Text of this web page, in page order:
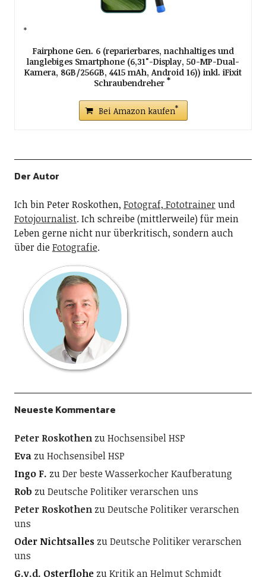
Fairphone Gen. 6 (reparierbares, nachhaltiges und
langlebiges Smartphone (6,31"-Display, 50-MP-Dual-
Kamera, 8GB/256GB, 4415 mAh, Android 16)) inkl. iFixit
Schraubendreher
Bei Amazon kaufen
Der Autor
Ich bin Peter Roskothen, Fotograf, Fototrainer und
Fotojournalist. Ich schreibe (mittlerweile) für mein
Leben gerne nicht nur überkritisch, sondern auch
über dieFotografie.
Neueste Kommentare
Peter RoskothenzuHochsensibel HSP
EvazuHochsensibel HSP
Ingo F. zuDer beste Wasserkocher Kaufberatung
Rob zuDeutsche Politiker verarschen uns
Peter RoskothenzuDeutsche Politiker verarschen
uns
Oder NichtsalleszuDeutsche Politiker verarschen
uns
G.v.d. OsterflohezuKritik an Helmut Schmidt